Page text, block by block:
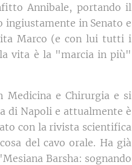
Annibale, portando il
ingiustamente in Senato e
Marco (e con lui tutti i
vita è la "marcia in più"
Medicina e Chirurgia e si
di Napoli e attualmente è
con la rivista scientifica
del cavo orale. Ha già
Barsha: sognando